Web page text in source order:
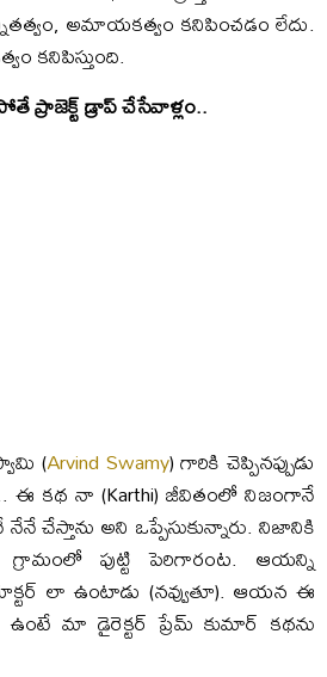
అమాయకత్వం కనిపించడం లేదు.
ప్రాజెక్ట్ డ్రాప్ చేసేవాళ్లం..
(Arvind Swamy) గారికి చెప్పినప్పుడు
కథ నా (Karthi) జీవితంలో నిజంగానే
చేస్తాను అని ఒప్పేసుకున్నారు. నిజానికి
పుట్టి పెరిగారంట. ఆయన్ని
లా ఉంటాడు (నవ్వుతూ). ఆయన ఈ
మా డైరెక్టర్ ప్రేమ్ కుమార్ కథను